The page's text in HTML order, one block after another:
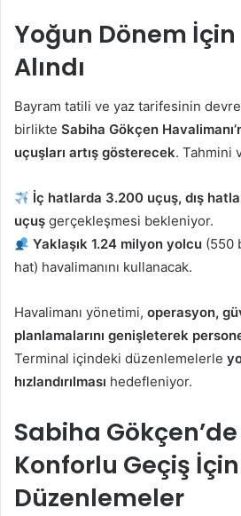
Yoğun Dönem
Alındı
Bayram tatili ve yaz tarifesinin
birlikte Sabiha Gökçen
uçuşları artış gösterecek. Tahmini
İç hatlarda 3.200 uçuş, dış
uçuş gerçekleşmesi bekleniyor.
Yaklaşık 1.24 milyon yolcu (550
hat) havalimanını kullanacak.
Havalimanı yönetimi, operasyon,
planlamalarını genişleterek personel
Terminal içindeki düzenlemelerle
hızlandırılması hedefleniyor.
Sabiha Gökçen’de
Konforlu Geçiş
Düzenlemeler